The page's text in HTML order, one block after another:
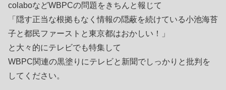
colaboなどWBPCの問題をきちんと報じて
「隠す正当な根拠もなく情報の隠蔽を続けている小池海苔
子と都民ファーストと東京都はおかしい！」
と大々的にテレビでも特集して
WBPC関連の黒塗りにテレビと新聞でしっかりと批判を
してください。